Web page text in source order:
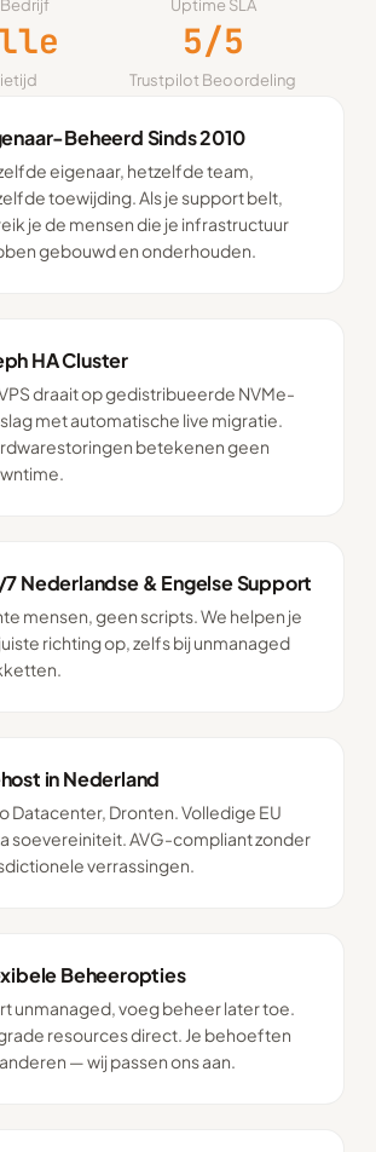
Bedrijf Uptime SLA
5/5
Trustpilot Beoordeling
Beheerd Sinds 2010
eigenaar, hetzelfde team,
toewijding. Als je support belt,
je de mensen die je infrastructuur
gebouwd en onderhouden.
HA Cluster
VPS draait op gedistribueerde NVMe-
met automatische live migratie.
betekenen geen
Nederlandse & Engelse Support
mensen, geen scripts. We helpen je
richting op, zelfs bij unmanaged
in Nederland
Datacenter, Dronten. Volledige EU
soevereiniteit. AVG-compliant zonder
verrassingen.
Beheeropties
unmanaged, voeg beheer later toe.
resources direct. Je behoeften
— wij passen ons aan.